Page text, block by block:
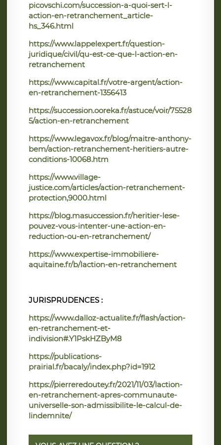
picovschi.com/succession-a-quoi-sert-l-
action-en-retranchement_article-
hs_346.html
https://www.lappelexpert.fr/question-
juridique/civil/qu-est-ce-que-l-action-en-
retranchement
https://www.capital.fr/votre-argent/action-
en-retranchement-1356413
https://succession.ooreka.fr/astuce/voir/75528
5/action-en-retranchement
https://www.legavox.fr/blog/maitre-anthony-
bem/action-retranchement-heritiers-autre-
conditions-10068.htm
https://www.village-
justice.com/articles/action-retranchement-
protection,9000.html
https://blog.masuccession.fr/heritier-lese-
pouvez-vous-intenter-une-action-en-
reduction-ou-en-retranchement/
https://www.expertise-immobiliere-
aquitaine.fr/b/laction-en-retranchement
JURISPRUDENCES :
https://www.dalloz-actualite.fr/flash/action-
en-retranchement-et-
indivision#.Y1PskHZByM8
https://publications-
prairial.fr/bacaly/index.php?id=1912
https://pierreredoutey.fr/2021/11/03/laction-
en-retranchement-apres-communaute-
universelle-son-admissibilite-le-calcul-de-
lindemnite/